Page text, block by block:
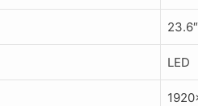
23.6″
LED